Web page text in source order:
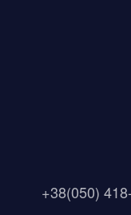
+38(050)